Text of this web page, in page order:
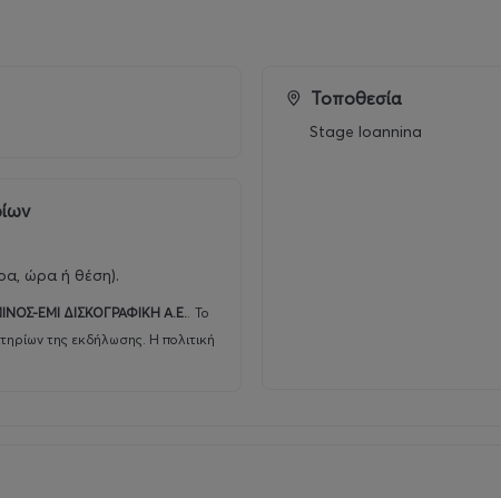
ώρα ή θέση).
ΕΜΙ ΔΙΣΚΟΓΡΑΦΙΚΗ Α.Ε.. Το
της εκδήλωσης. Η πολιτική
Τοποθεσία
Stage Ioannina